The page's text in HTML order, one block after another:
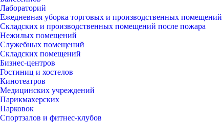
Лабораторий
Ежедневная уборка торговых и производственных помещений
Складских и производственных помещений после пожара
Нежилых помещений
Служебных помещений
Складских помещений
Бизнес-центров
Гостиниц и хостелов
Кинотеатров
Медицинских учреждений
Парикмахерских
Парковок
Спортзалов и фитнес-клубов